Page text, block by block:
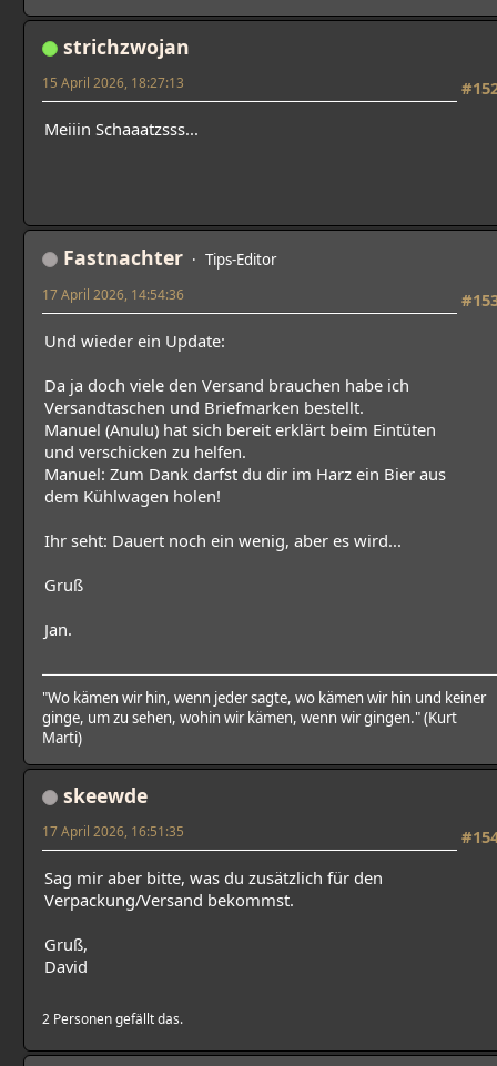
strichzwojan
15 April 2026, 18:27:13
Meiiin Schaaatzsss...
Fastnachter Tips-Editor
17 April 2026, 14:54:36
Und wieder ein Update:
Da ja doch viele den Versand brauchen habe ich
Versandtaschen und Briefmarken bestellt.
Manuel (Anulu) hat sich bereit erklärt beim Eintüten
und verschicken zu helfen.
Manuel: Zum Dank darfst du dir im Harz ein Bier aus
dem Kühlwagen holen!
Ihr seht: Dauert noch ein wenig, aber es wird...
Gruß
Jan.
"Wo kämen wir hin, wenn jeder sagte, wo kämen wir hin und keiner
ginge, um zu sehen, wohin wir kämen, wenn wir gingen." (Kurt
Marti)
skeewde
17 April 2026, 16:51:35
Sag mir aber bitte, was du zusätzlich für den
Verpackung/Versand bekommst.
Gruß,
David
2 Personen gefällt das.